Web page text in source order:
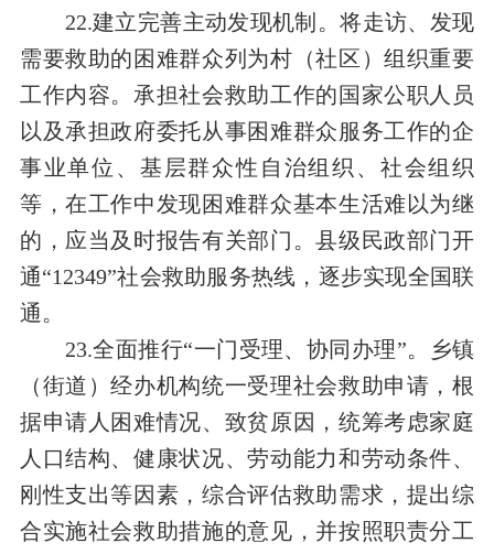
22.建立完善主动发现机制。将走访、发现
需要救助的困难群众列为村（社区）组织重要
工作内容。承担社会救助工作的国家公职人员
以及承担政府委托从事困难群众服务工作的企
事业单位、基层群众性自治组织、社会组织
等，在工作中发现困难群众基本生活难以为继
的，应当及时报告有关部门。县级民政部门开
通“12349”社会救助服务热线，逐步实现全国联
通。
23.全面推行“一门受理、协同办理”。乡镇
（街道）经办机构统一受理社会救助申请，根
据申请人困难情况、致贫原因，统筹考虑家庭
人口结构、健康状况、劳动能力和劳动条件、
刚性支出等因素，综合评估救助需求，提出综
合实施社会救助措施的意见，并按照职责分工